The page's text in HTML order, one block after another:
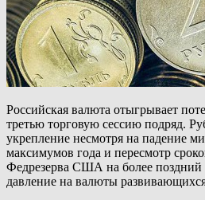
Российская валюта отыгрывает
третью торговую сессию подряд.
укрепление несмотря на падение
максимумов года и пересмотр
Федрезерва США на более поздний
давление на валюты